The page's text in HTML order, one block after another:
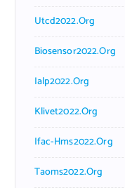
Utcd2022.org
Biosensor2022.org
Ialp2022.org
Klivet2022.org
Ifac-Hms2022.org
Taoms2022.org